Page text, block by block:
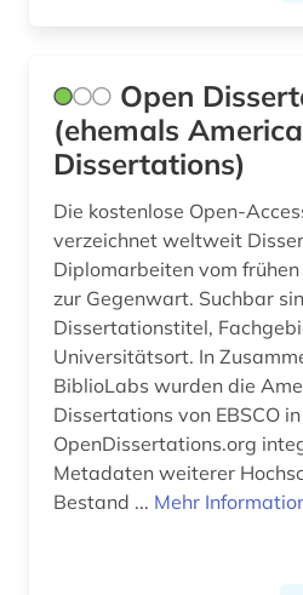
newman (1)
online-publikation (5)
online-vorlesung (1)
open access (1)
oral history (1)
orientalistik (1)
Open
(ehemals
Dissertations)
Die kostenlose Open-
verzeichnet weltweit
Diplomarbeiten vom
zur Gegenwart. Suchbar
Dissertationstitel,
Universitätsort. In Zusammenarbeit mit
BiblioLabs wurden die
Dissertations von EBSCO in
OpenDissertations.org
Metadaten weiterer
Bestand ... Mehr